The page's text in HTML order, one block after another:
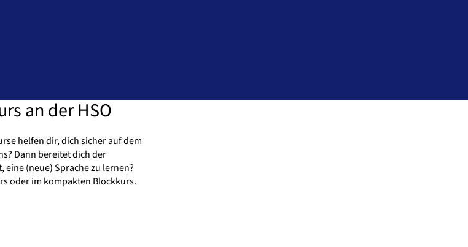
an der HSO
helfen dir, dich sicher auf dem
Dann bereitet dich der
(neue) Sprache zu lernen?
oder im kompakten Blockkurs.